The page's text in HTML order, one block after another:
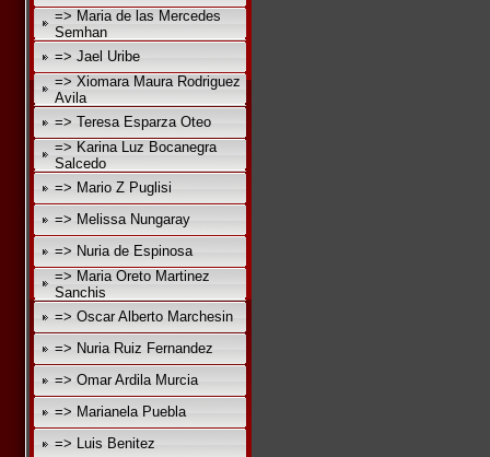
=> Maria de las Mercedes
Semhan
=> Jael Uribe
=> Xiomara Maura Rodriguez
Avila
=> Teresa Esparza Oteo
=> Karina Luz Bocanegra
Salcedo
=> Mario Z Puglisi
=> Melissa Nungaray
=> Nuria de Espinosa
=> Maria Oreto Martinez
Sanchis
=> Oscar Alberto Marchesin
=> Nuria Ruiz Fernandez
=> Omar Ardila Murcia
=> Marianela Puebla
=> Luis Benitez